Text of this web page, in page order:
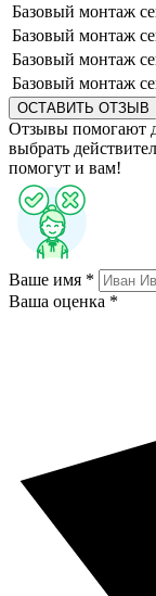
Базовый монтаж
Базовый монтаж
Базовый монтаж
Базовый монтаж
ОСТАВИТЬ ОТЗЫВ
Отзывы помогают
выбрать
помогут и вам!
Ваше имя *
Ваша оценка *